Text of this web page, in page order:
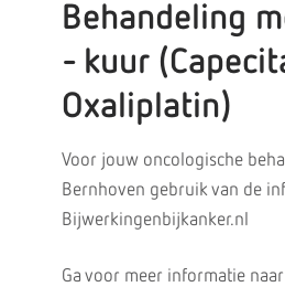
Behandeling
- kuur
Oxaliplatin)
Voor jouw oncologische
Bernhoven gebruik van de
Bijwerkingenbijkanker.nl
Ga voor meer informatie